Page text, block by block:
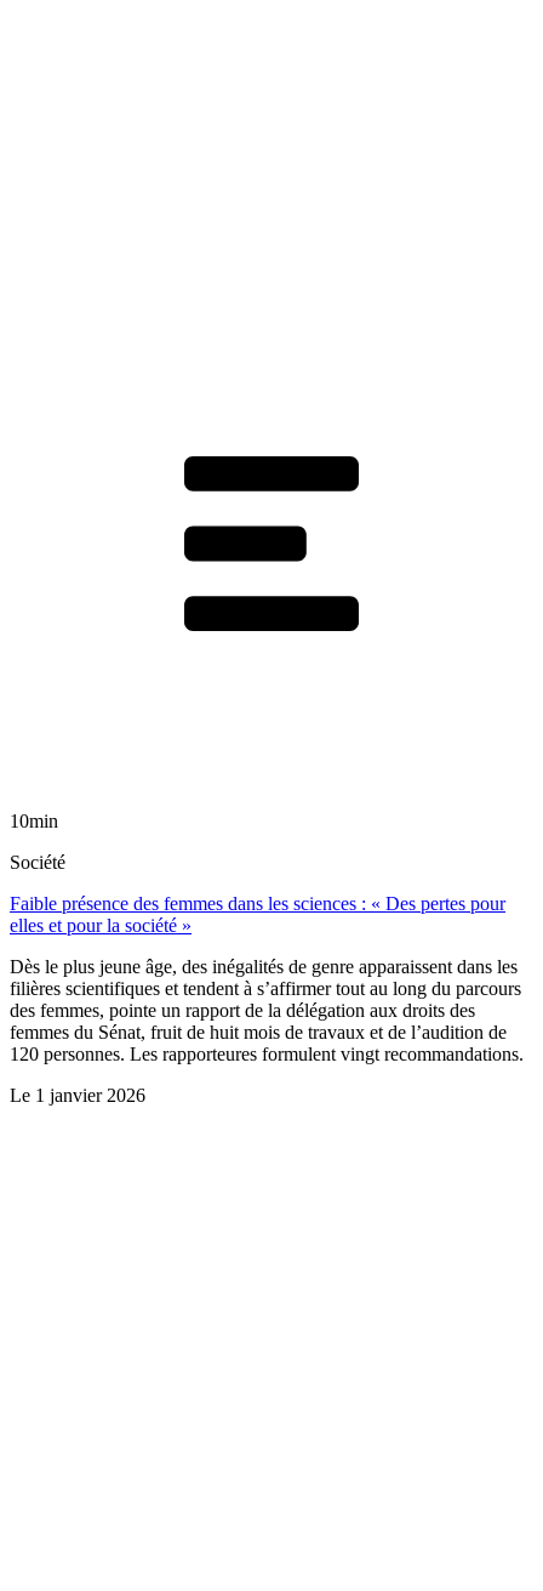
10min
Société
Faible présence des femmes dans les sciences : « Des pertes pour
elles et pour la société »
Dès le plus jeune âge, des inégalités de genre apparaissent dans les
filières scientifiques et tendent à s’affirmer tout au long du parcours
des femmes, pointe un rapport de la délégation aux droits des
femmes du Sénat, fruit de huit mois de travaux et de l’audition de
120 personnes. Les rapporteures formulent vingt recommandations.
Le 1 janvier 2026